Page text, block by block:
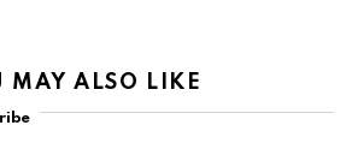
MAY ALSO LIKE